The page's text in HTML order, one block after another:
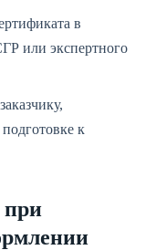
в
или экспертного
к